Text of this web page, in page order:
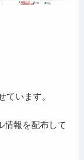
ています。
情報を配布して